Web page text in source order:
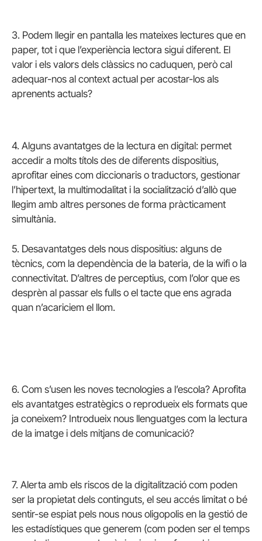
3. Podem llegir en pantalla les mateixes lectures que en
paper, tot i que l’experiència lectora sigui diferent. El
valor i els valors dels clàssics no caduquen, però cal
adequar-nos al context actual per acostar-los als
aprenents actuals?
4. Alguns avantatges de la lectura en digital: permet
accedir a molts títols des de diferents dispositius,
aprofitar eines com diccionaris o traductors, gestionar
l’hipertext, la multimodalitat i la socialització d’allò que
llegim amb altres persones de forma pràcticament
simultània.
5. Desavantatges dels nous dispositius: alguns de
tècnics, com la dependència de la bateria, de la wifi o la
connectivitat. D’altres de perceptius, com l’olor que es
desprèn al passar els fulls o el tacte que ens agrada
quan n’acariciem el llom.
6. Com s’usen les noves tecnologies a l’escola? Aprofita
els avantatges estratègics o reprodueix els formats que
ja coneixem? Introdueix nous llenguatges com la lectura
de la imatge i dels mitjans de comunicació?
7. Alerta amb els riscos de la digitalització com poden
ser la propietat dels continguts, el seu accés limitat o bé
sentir-se espiat pels nous nous oligopolis en la gestió de
les estadístiques que generem (com poden ser el temps